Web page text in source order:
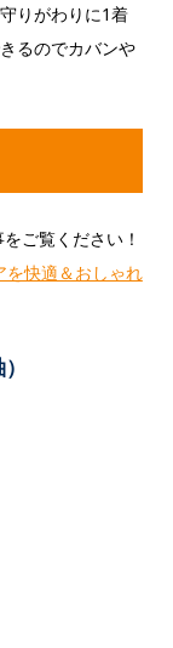
りがわりに1着
るのでカバンや
ご覧ください！
を快適＆おしゃれ